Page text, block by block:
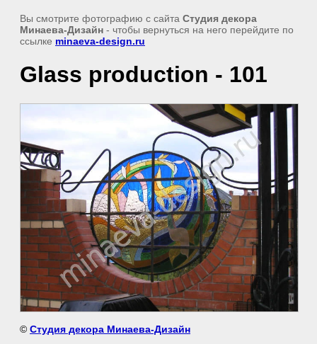
Вы смотрите фотографию с сайта Студия декора
Минаева-Дизайн - чтобы вернуться на него перейдите по
ссылке minaeva-design.ru
Glass production - 101
© Студия декора Минаева-Дизайн